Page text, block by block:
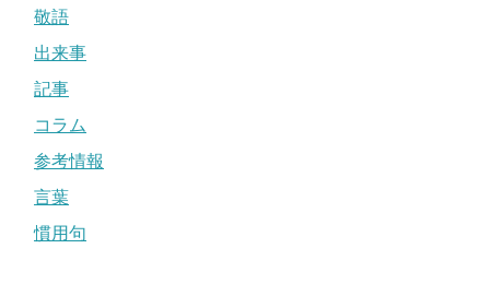
敬語
出来事
記事
コラム
参考情報
言葉
慣用句